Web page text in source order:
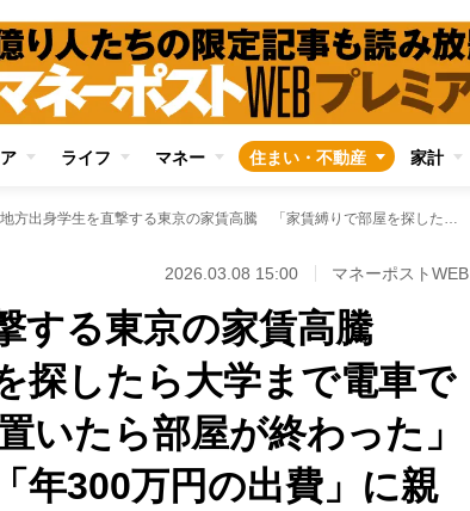
ライフ マネー 住まい・不動産 家計
地方出身学生を直撃する東京の家賃高騰 「家賃縛りで部屋を探したら大学まで電車で50分」「ベッドを置いたら部屋が終わった」…学費と仕送りで「年300万円の出費」に親も嘆き節
2026.03.08 15:00 マネーポストWEB
する東京の家賃高騰
探したら大学まで電車で
いたら部屋が終わった」
年300万円の出費」に親